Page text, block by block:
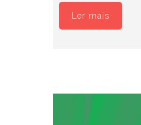
Ler mais